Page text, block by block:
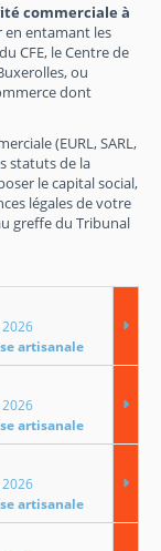
commerciale à
en entamant les
CFE, le Centre de
ou
dont
(EURL, SARL,
statuts de la
le capital social,
légales de votre
greffe du Tribunal
artisanale
artisanale
artisanale